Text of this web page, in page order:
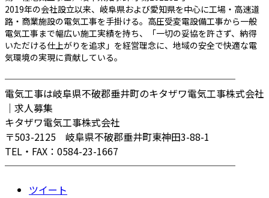
2019年の会社設立以来、岐阜県および愛知県を中心に工場・高速道
路・商業施設の電気工事を手掛ける。高圧受変電設備工事から一般
電気工事まで幅広い施工実績を持ち、「一切の妥協を許さず、納得
いただける仕上がりを追求」を経営理念に、地域の安全で快適な電
気環境の実現に貢献している。
────────────────────────
電気工事は岐阜県不破郡垂井町のキタザワ電気工事株式会社
｜求人募集
キタザワ電気工事株式会社
〒503-2125 岐阜県不破郡垂井町東神田3-88-1
TEL・FAX：0584-23-1667
────────────────────────
ツイート